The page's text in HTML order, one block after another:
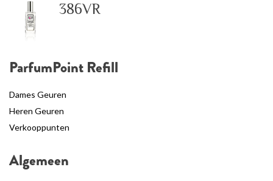
386VR
ParfumPoint Refill
Dames Geuren
Heren Geuren
Verkooppunten
Algemeen